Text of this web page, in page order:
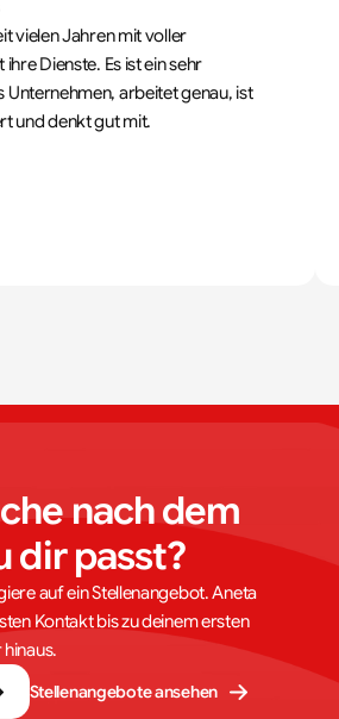
vielen Jahren mit voller
Dienste. Es ist ein sehr
Unternehmen, arbeitet genau, ist
und denkt gut mit.
nach dem
dir passt?
auf ein Stellenangebot. Aneta
Kontakt bis zu deinem ersten
Stellenangebote ansehen